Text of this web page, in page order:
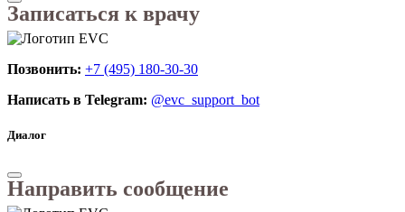
Записаться к врачу
Позвонить: +7 (495) 180-30-30
Написать в Telegram: @evc_support_bot
Диалог
Направить сообщение